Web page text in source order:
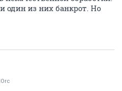
один из них банкрот. Но